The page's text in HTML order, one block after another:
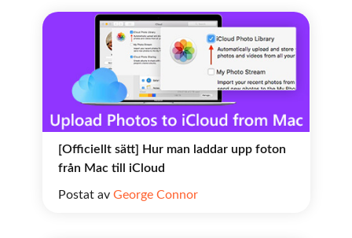
[Officiellt sätt] Hur man laddar upp foton
från Mac till iCloud
Postat av George Connor